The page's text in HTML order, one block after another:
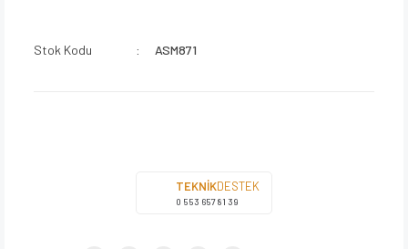
Stok Kodu ASM871
TEKNİKDESTEK
0 553 657 81 39